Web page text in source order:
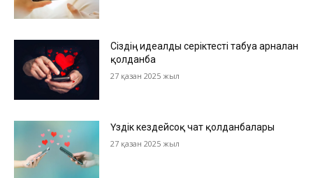
Сіздің идеалды серіктесті табуға арналған
қолданба
27 қазан 2025 жыл
Үздік кездейсоқ чат қолданбалары
27 қазан 2025 жыл